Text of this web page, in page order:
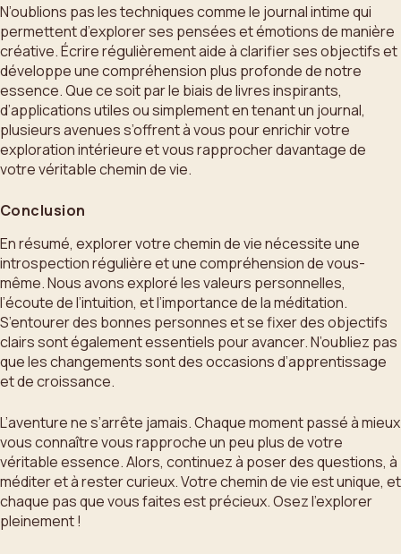
N’oublions pas les techniques comme le journal intime qui
permettent d’explorer ses pensées et émotions de manière
créative. Écrire régulièrement aide à clarifier ses objectifs et
développe une compréhension plus profonde de notre
essence. Que ce soit par le biais de livres inspirants,
d’applications utiles ou simplement en tenant un journal,
plusieurs avenues s’offrent à vous pour enrichir votre
exploration intérieure et vous rapprocher davantage de
votre véritable chemin de vie.
Conclusion
En résumé, explorer votre chemin de vie nécessite une
introspection régulière et une compréhension de vous-
même. Nous avons exploré les valeurs personnelles,
l’écoute de l’intuition, et l’importance de la méditation.
S’entourer des bonnes personnes et se fixer des objectifs
clairs sont également essentiels pour avancer. N’oubliez pas
que les changements sont des occasions d’apprentissage
et de croissance.
L’aventure ne s’arrête jamais. Chaque moment passé à mieux
vous connaître vous rapproche un peu plus de votre
véritable essence. Alors, continuez à poser des questions, à
méditer et à rester curieux. Votre chemin de vie est unique, et
chaque pas que vous faites est précieux. Osez l’explorer
pleinement !